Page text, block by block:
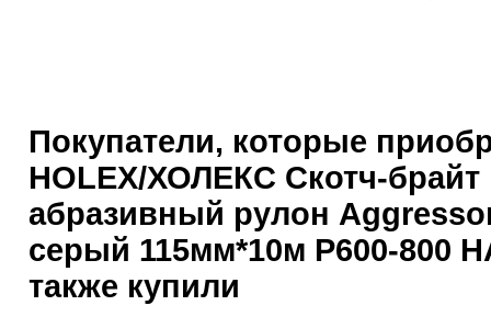
Покупатели, которые
HOLEX/ХОЛЕКС Скотч-брайт
абразивный рулон
серый 115мм*10м Р600-800
также купили